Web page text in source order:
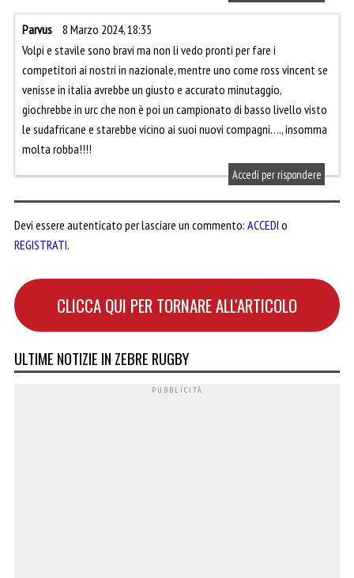
Parvus
8 Marzo 2024, 18:35
Volpi e stavile sono bravi ma non li vedo pronti per fare i
competitori ai nostri in nazionale, mentre uno come ross vincent se
venisse in italia avrebbe un giusto e accurato minutaggio,
giochrebbe in urc che non è poi un campionato di basso livello visto
le sudafricane e starebbe vicino ai suoi nuovi compagni…., insomma
molta robba!!!!
Accedi per rispondere
Devi essere autenticato per lasciare un commento: ACCEDI o
REGISTRATI.
CLICCA QUI PER TORNARE ALL'ARTICOLO
ULTIME NOTIZIE IN ZEBRE RUGBY